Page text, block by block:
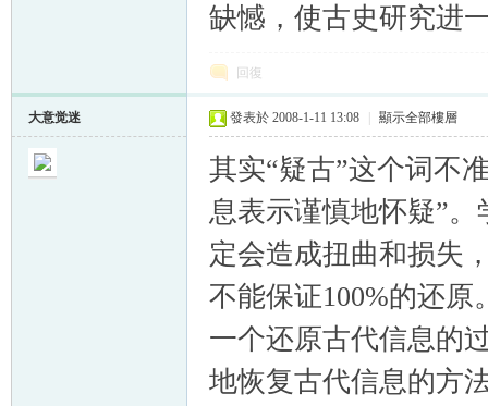
缺憾，使古史研究进
回復
大意觉迷 發表於 2008-1-11 13:08 顯示全部樓層
其实“疑古”这个词不
息表示谨慎地怀疑”
定会造成扭曲和损失
不能保证100%的还
一个还原古代信息的
地恢复古代信息的方